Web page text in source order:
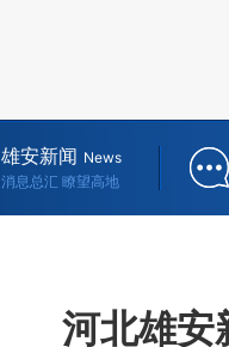
雄安新闻 News
消息总汇 瞭望高地
河北雄安